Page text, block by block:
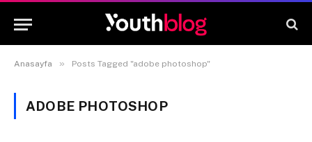
Anasayfa » Posts Tagged "adobe photoshop"
ADOBE PHOTOSHOP